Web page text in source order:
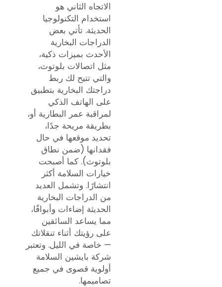
الاتجاه الثاني هو
استخدام التكنولوجيا
الحديثة. تأتي بعض
الدراجات البخارية
الأحدث بميزات ذكية،
مثل اتصالات بلوتوث،
والتي تتيح لك ربط
دراجتك البخارية بتطبيق
على الهاتف الذكي
لمراقبة عمر البطارية أو،
بطريقة مريحة جدًا،
تحديد موقعها في حال
فقدانها (ضمن نطاق
بلوتوث). كما أصبحت
خيارات السلامة أكثر
انتشارًا. وتشمل العديد
من الدراجات البخارية
الحديثة إضاءات وأبواقًا،
مما يساعد السائقين
على رؤيتك أثناء تنقلاتك
— خاصة في الليل. وتعتبر
شركة بايشين السلامة
أولوية قصوى في جميع
تصاميمها.